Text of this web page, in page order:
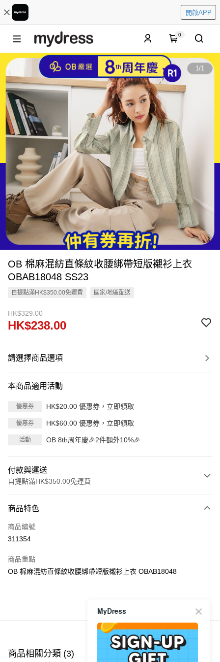
開啟APP
0
1/1
OB 棉麻混紡直條紋收腰綁帶短版襯衫上衣
OBAB18048 SS23
自提點滿HK$350.00免運費 國家/地區配送
HK$329.00
HK$238.00
請選擇商品選項
本商品適用活動
優惠券 HK$20.00 優惠券，立即領取
優惠券 HK$60.00 優惠券，立即領取
活動 OB 8th周年慶🎉2件額外10%🎉
付款與運送
自提點滿HK$350.00免運費
信用卡
Apple Pay
PayMe
每筆HK$40.00，滿HK$350.00或以上免運費
付款後順豐站及營業點
商品特色
商品編號
311354
商品重點
OB 棉麻混紡直條紋收腰綁帶短版襯衫上衣 OBAB18048
商品推薦
商品相關分類 (3)
MyDress